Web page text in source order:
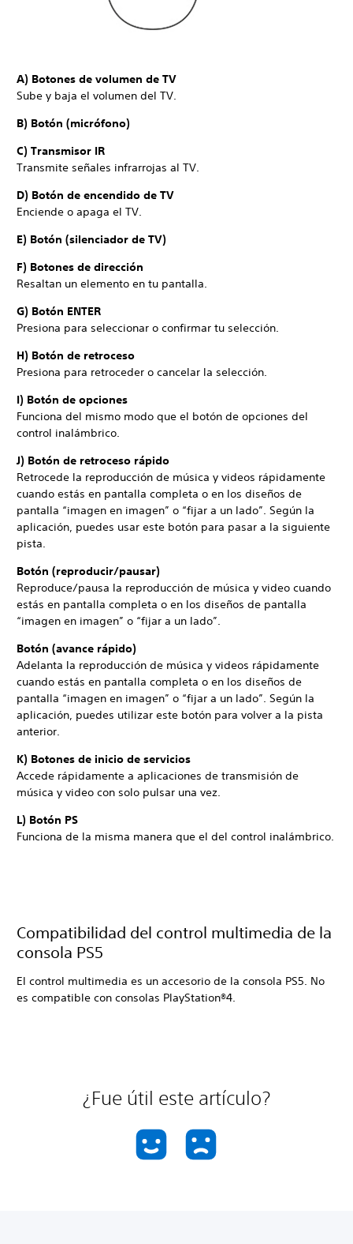
A) Botones de volumen de TV
Sube y baja el volumen del TV.
B) Botón (micrófono)
C) Transmisor IR
Transmite señales infrarrojas al TV.
D) Botón de encendido de TV
Enciende o apaga el TV.
E) Botón (silenciador de TV)
F) Botones de dirección
Resaltan un elemento en tu pantalla.
G) Botón ENTER
Presiona para seleccionar o confirmar tu selección.
H) Botón de retroceso
Presiona para retroceder o cancelar la selección.
I) Botón de opciones
Funciona del mismo modo que el botón de opciones del
control inalámbrico.
J) Botón de retroceso rápido
Retrocede la reproducción de música y videos rápidamente
cuando estás en pantalla completa o en los diseños de
pantalla “imagen en imagen” o “fijar a un lado”. Según la
aplicación, puedes usar este botón para pasar a la siguiente
pista.
Botón (reproducir/pausar)
Reproduce/pausa la reproducción de música y video cuando
estás en pantalla completa o en los diseños de pantalla
“imagen en imagen” o “fijar a un lado”.
Botón (avance rápido)
Adelanta la reproducción de música y videos rápidamente
cuando estás en pantalla completa o en los diseños de
pantalla “imagen en imagen” o “fijar a un lado”. Según la
aplicación, puedes utilizar este botón para volver a la pista
anterior.
K) Botones de inicio de servicios
Accede rápidamente a aplicaciones de transmisión de
música y video con solo pulsar una vez.
L) Botón PS
Funciona de la misma manera que el del control inalámbrico.
Compatibilidad del control multimedia de la
consola PS5
El control multimedia es un accesorio de la consola PS5. No
es compatible con consolas PlayStation®4.
¿Fue útil este artículo?